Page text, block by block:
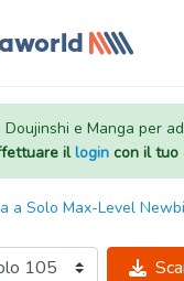
Doujinshi e Manga per
illogincon il tuo
a Solo Max-Level